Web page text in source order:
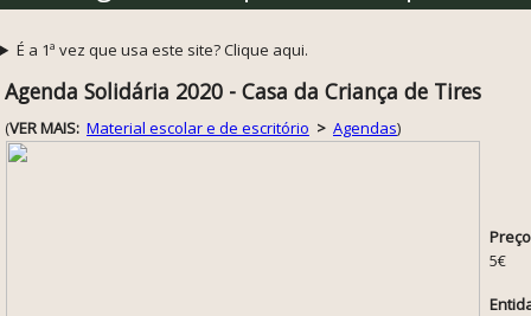
É a 1ª vez que usa este site? Clique aqui.
Agenda Solidária 2020 - Casa da Criança de Tires
(VER MAIS: Material escolar e de escritório > Agendas)
5€